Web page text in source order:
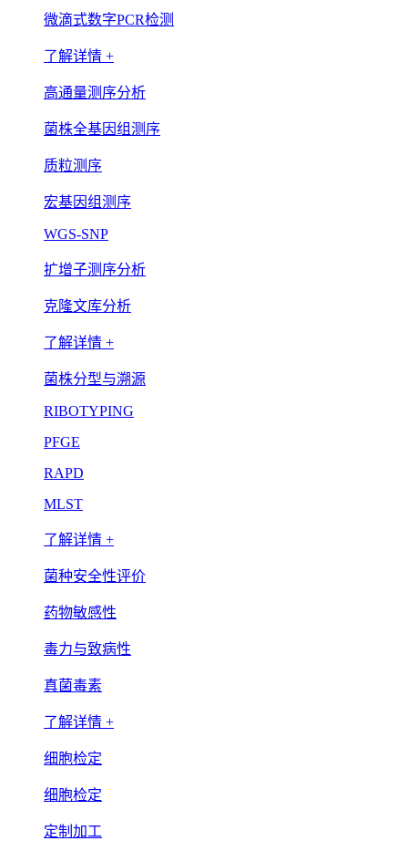
微滴式数字PCR检测
了解详情 +
高通量测序分析
菌株全基因组测序
质粒测序
宏基因组测序
WGS-SNP
扩增子测序分析
克隆文库分析
了解详情 +
菌株分型与溯源
RIBOTYPING
PFGE
RAPD
MLST
了解详情 +
菌种安全性评价
药物敏感性
毒力与致病性
真菌毒素
了解详情 +
细胞检定
细胞检定
定制加工